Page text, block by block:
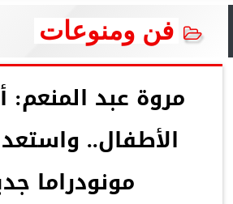
فن ومنوعات
مروة عبد المنعم:
الأطفال..
مونودراما